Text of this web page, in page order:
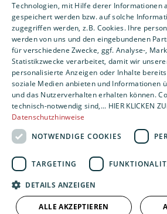
Unternehmen
Kontakt
Technologien, mit Hilfe derer Informationen
gespeichert werden bzw. auf solche
zugegriffen werden, z.B. Cookies. Ihre
werden von uns und den eingebundenen
für verschiedene Zwecke, ggf. Analyse-,
Statistikzwecke verarbeitet, damit wir
personalisierte Anzeigen oder Inhalte
soziale Medien anbieten und Informationen
und das Nutzerverhalten erhalten können.
technisch-notwendig sind,... HIER KLICKEN
Datenschutzhinweise
NOTWENDIGE COOKIES
TARGETING
DETAILS ANZEIGEN
ALLE AKZEPTIEREN